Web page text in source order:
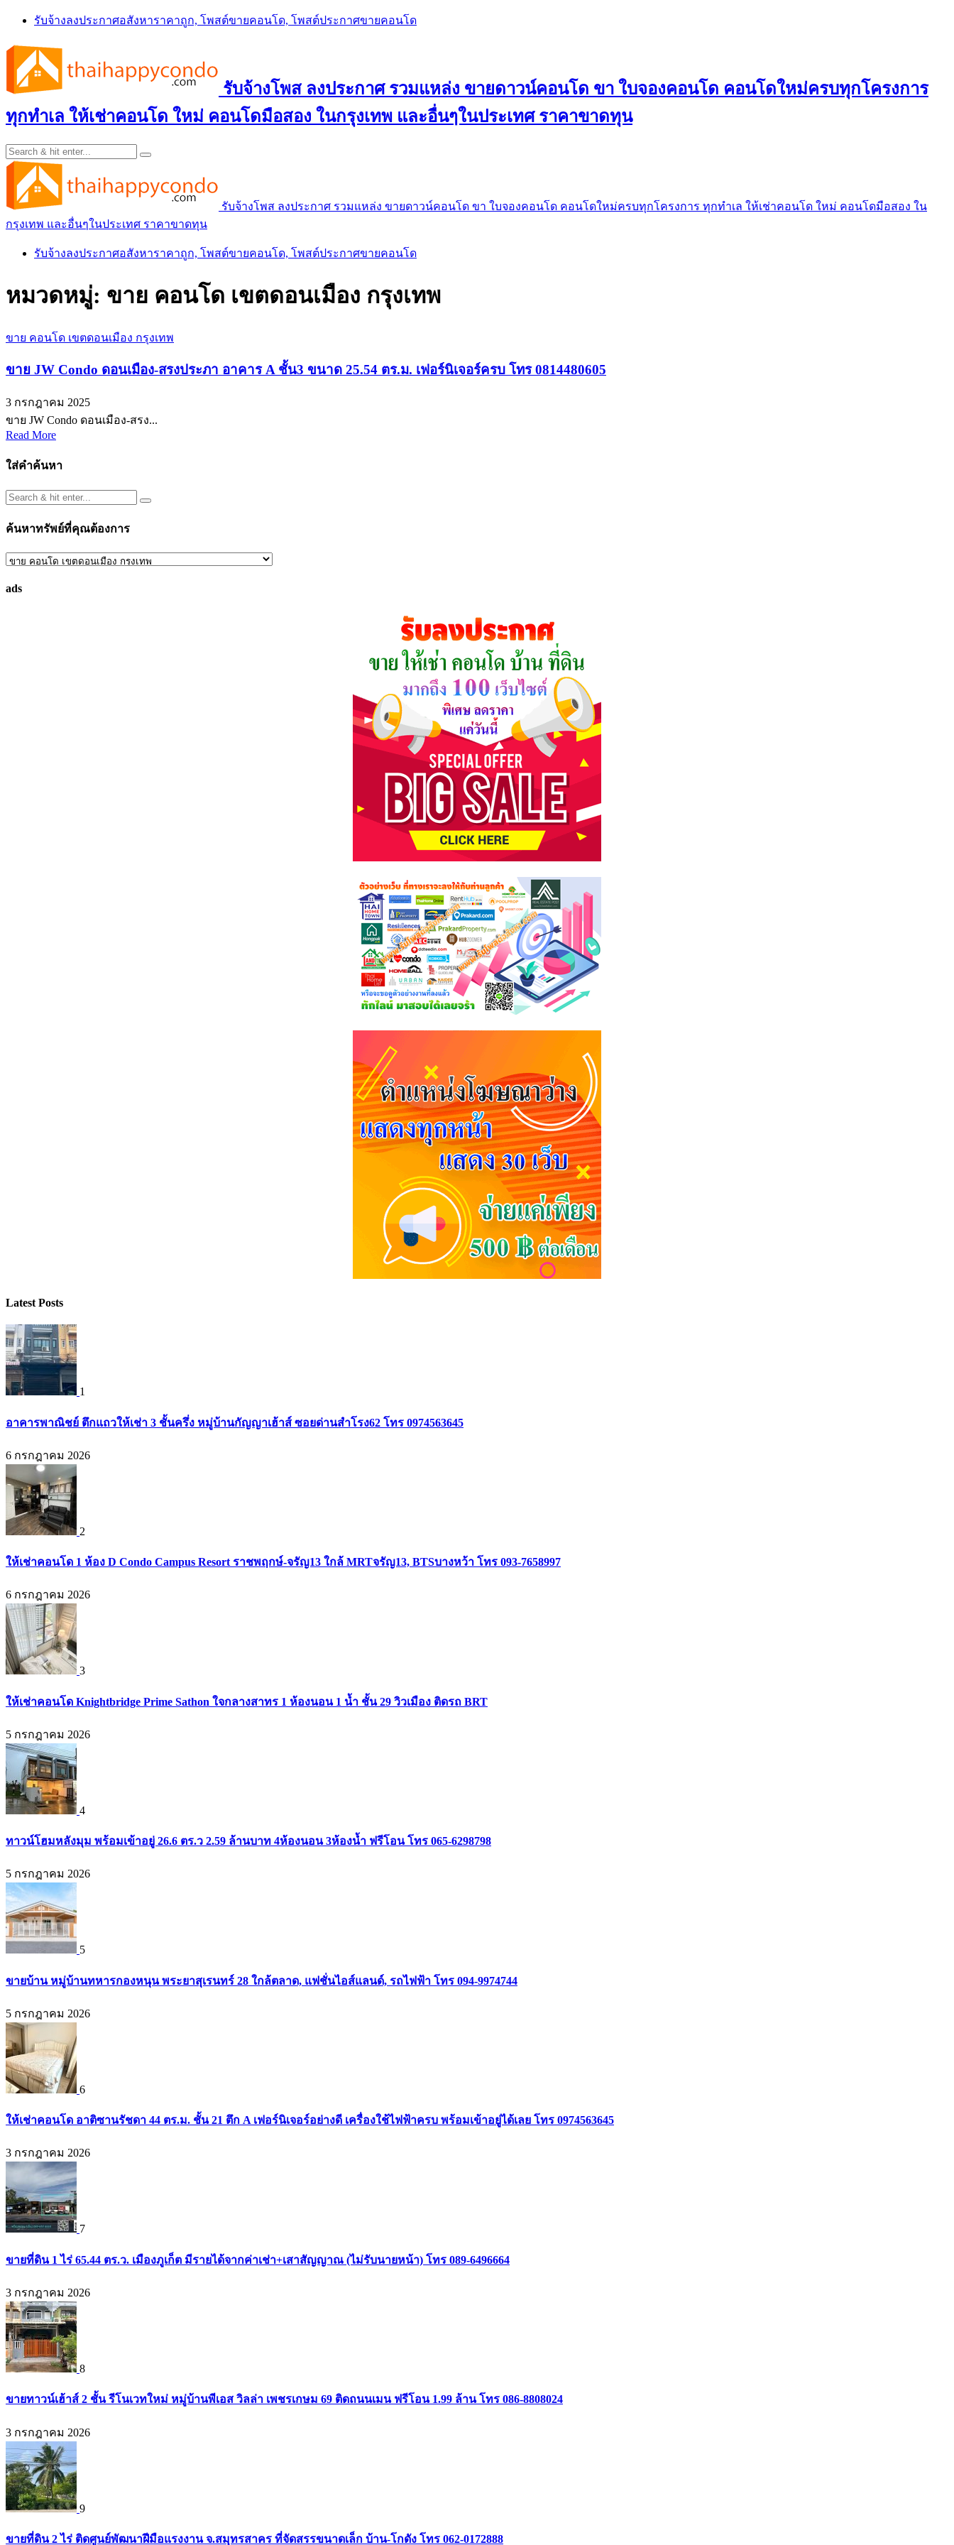
Skip
content
รับจ้างลงประกาศอสังหาราคาถูก, โพสต์ขายคอนโด, โพสต์ประกาศขายคอนโด
รับจ้างโพส ลงประกาศ รวมแหล่ง ขายดาวน์คอนโด ขา ใบจองคอนโด คอนโดใหม่ครบทุกโครงการ
ทุกทำเล ให้เช่าคอนโด ใหม่ คอนโดมือสอง ในกรุงเทพ และอื่นๆในประเทศ ราคาขาดทุน
รับจ้างโพส ลงประกาศ รวมแหล่ง ขายดาวน์คอนโด ขา ใบจองคอนโด คอนโดใหม่ครบทุกโครงการ ทุกทำเล ให้เช่าคอนโด ใหม่ คอนโดมือสอง ใน
กรุงเทพ และอื่นๆในประเทศ ราคาขาดทุน
รับจ้างลงประกาศอสังหาราคาถูก, โพสต์ขายคอนโด, โพสต์ประกาศขายคอนโด
หมวดหมู่: ขาย คอนโด เขตดอนเมือง กรุงเทพ
ขาย คอนโด เขตดอนเมือง กรุงเทพ
ขาย JW Condo ดอนเมือง-สรงประภา อาคาร A ชั้น3 ขนาด 25.54 ตร.ม. เฟอร์นิเจอร์ครบ โทร 0814480605
3 กรกฎาคม 2025
ขาย JW Condo ดอนเมือง-สรง...
Read More
ใส่คำค้นหา
ค้นหาทรัพย์ที่คุณต้องการ
ค้นหา
ที่
ads
Latest Posts
1
อาคารพาณิชย์ ตึกแถวให้เช่า 3 ชั้นครึ่ง หมู่บ้านกัญญาเฮ้าส์ ซอยด่านสำโรง62 โทร 0974563645
6 กรกฎาคม 2026
2
ให้เช่าคอนโด 1 ห้อง D Condo Campus Resort ราชพฤกษ์-จรัญ13 ใกล้ MRTจรัญ13, BTSบางหว้า โทร 093-7658997
6 กรกฎาคม 2026
3
ให้เช่าคอนโด Knightbridge Prime Sathon ใจกลางสาทร 1 ห้องนอน 1 น้ำ ชั้น 29 วิวเมือง ติดรถ BRT
5 กรกฎาคม 2026
4
ทาวน์โฮมหลังมุม พร้อมเข้าอยู่ 26.6 ตร.ว 2.59 ล้านบาท 4ห้องนอน 3ห้องน้ำ ฟรีโอน โทร 065-6298798
5 กรกฎาคม 2026
5
ขายบ้าน หมู่บ้านทหารกองหนุน พระยาสุเรนทร์ 28 ใกล้ตลาด, แฟชั่นไอส์แลนด์, รถไฟฟ้า โทร 094-9974744
5 กรกฎาคม 2026
6
ให้เช่าคอนโด อาติซานรัชดา 44 ตร.ม. ชั้น 21 ตึก A เฟอร์นิเจอร์อย่างดี เครื่องใช้ไฟฟ้าครบ พร้อมเข้าอยู่ได้เลย โทร 0974563645
3 กรกฎาคม 2026
7
ขายที่ดิน 1 ไร่ 65.44 ตร.ว. เมืองภูเก็ต มีรายได้จากค่าเช่า+เสาสัญญาณ (ไม่รับนายหน้า) โทร 089-6496664
3 กรกฎาคม 2026
8
ขายทาวน์เฮ้าส์ 2 ชั้น รีโนเวทใหม่ หมู่บ้านพีเอส วิลล่า เพชรเกษม 69 ติดถนนเมน ฟรีโอน 1.99 ล้าน โทร 086-8808024
3 กรกฎาคม 2026
9
ขายที่ดิน 2 ไร่ ติดศูนย์พัฒนาฝีมือแรงงาน จ.สมุทรสาคร ที่จัดสรรขนาดเล็ก บ้าน-โกดัง โทร 062-0172888